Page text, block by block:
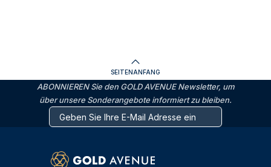
SEITENANFANG
ABONNIEREN Sie den GOLD AVENUE Newsletter, um
über unsere Sonderangebote informiert zu bleiben.